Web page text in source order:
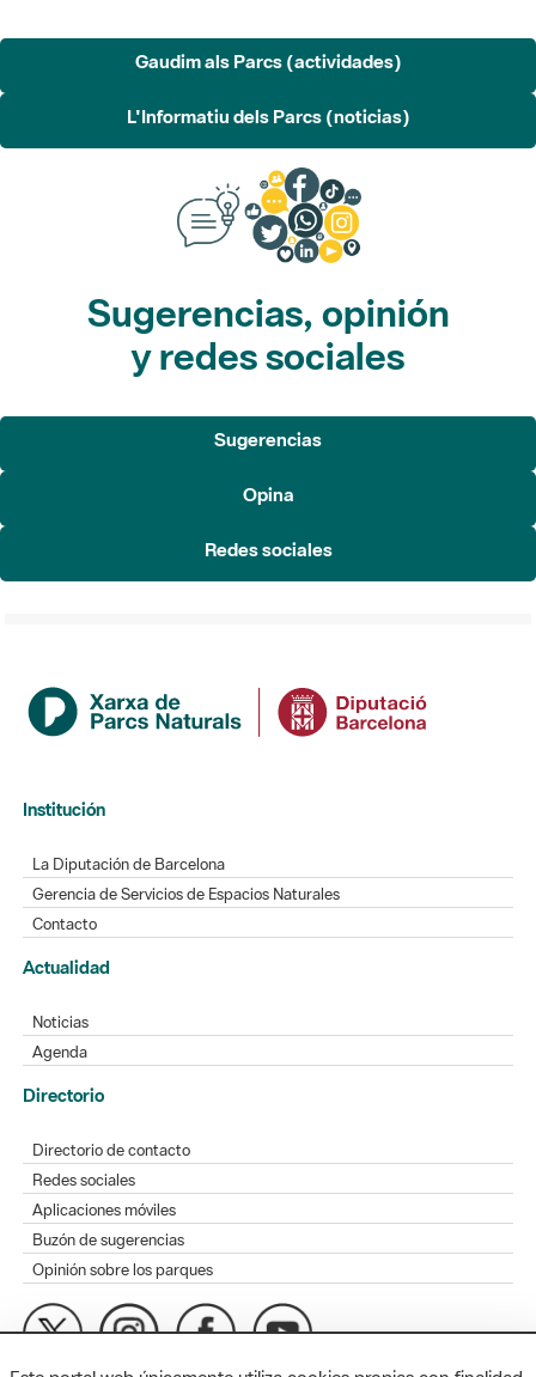
Gaudim als Parcs (actividades)
L'Informatiu dels Parcs (noticias)
Sugerencias, opinión
y redes sociales
Sugerencias
Opina
Redes sociales
Institución
La Diputación de Barcelona
Gerencia de Servicios de Espacios Naturales
Contacto
Actualidad
Noticias
Agenda
Directorio
Directorio de contacto
Redes sociales
Aplicaciones móviles
Buzón de sugerencias
Opinión sobre los parques